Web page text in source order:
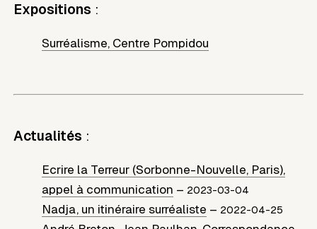
Expositions :
Surréalisme, Centre Pompidou
Actualités :
Ecrire la Terreur (Sorbonne-Nouvelle, Paris),
appel à communication – 2023-03-04
Nadja, un itinéraire surréaliste – 2022-04-25